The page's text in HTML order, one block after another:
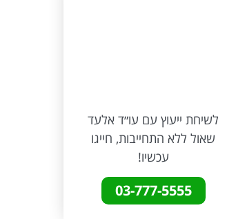
לשיחת ייעוץ עם עו״ד אלעד
שאול ללא התחייבות, חייגו
עכשיו!
03-777-5555